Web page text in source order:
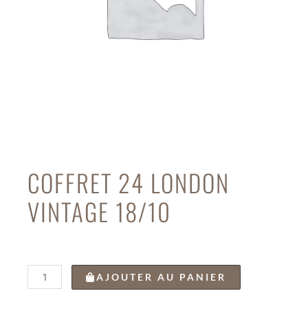
COFFRET 24 LONDON
VINTAGE 18/10
quantité
de
AJOUTER AU PANIER